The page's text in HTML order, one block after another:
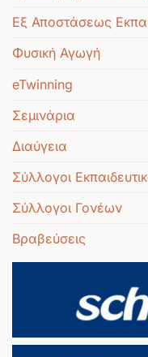
Εξ Αποστάσεως
Φυσική Αγωγή
eTwinning
Σεμινάρια
Διαύγεια
Σύλλογοι
Σύλλογοι Γονέων
Βραβεύσεις